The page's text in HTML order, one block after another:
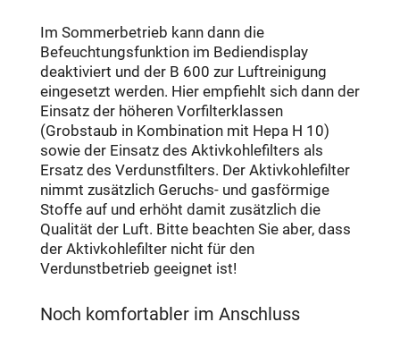
Im Sommerbetrieb kann dann die
Befeuchtungsfunktion im Bediendisplay
deaktiviert und der B 600 zur Luftreinigung
eingesetzt werden. Hier empfiehlt sich dann der
Einsatz der höheren Vorfilterklassen
(Grobstaub in Kombination mit Hepa H 10)
sowie der Einsatz des Aktivkohlefilters als
Ersatz des Verdunstfilters. Der Aktivkohlefilter
nimmt zusätzlich Geruchs- und gasförmige
Stoffe auf und erhöht damit zusätzlich die
Qualität der Luft. Bitte beachten Sie aber, dass
der Aktivkohlefilter nicht für den
Verdunstbetrieb geeignet ist!
Noch komfortabler im Anschluss